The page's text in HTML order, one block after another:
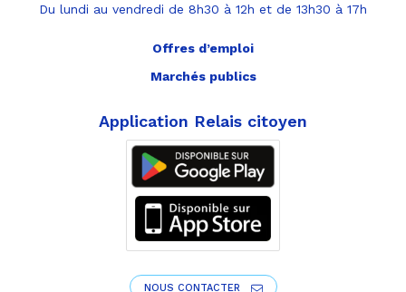
Du lundi au vendredi de 8h30 à 12h et de 13h30 à 17h
Offres d’emploi
Marchés publics
Application Relais citoyen
NOUS CONTACTER